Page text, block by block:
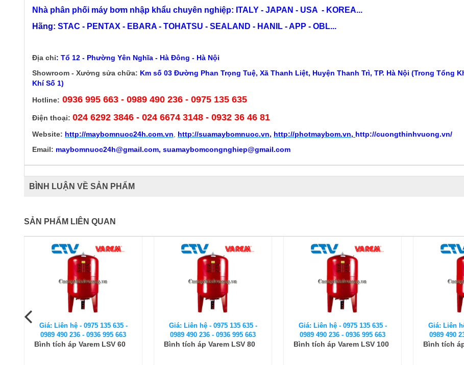
Nhà phân phối máy bơm nhập khẩu chuyên nghiệp: ITALY - JAPAN - USA - KOREA...
Hãng: STAC - PENTAX - EBARA - TOHATSU - SEALAND - HANIL - APP - OBL...
Địa chỉ: Tổ 12 - Phường Yên Nghĩa - Hà Đông - Hà Nội
Showroom - Xưởng sửa chữa: Km số 03 Đường Phan Trọng Tuệ, Xã Thanh Liệt, Huyện Thanh Trì, TP. Hà Nội (Trong Tổng
Khí Số 1)
Hotline: 0936 995 663 - 0989 490 236 - 0975 135 635
Điện thoại: 024 6292 3846 - 024 6674 3148 - 0932 36 46 81
Website: http://maybomnuoc24h.com.vn http://suamaybomnuoc.vn, http://photmaybom.vn, http://cuongthinhvuong.vn/
Email: maybomnuoc24h@gmail.com, suamaybomcongnghiep@gmail.com
BÌNH LUẬN VỀ SẢN PHẨM
SẢN PHẨM LIÊN QUAN
Giá: Liên hệ - 0975 135 635 -
0989 490 236 - 0936 995 663
Bình tích áp Varem LSV 80
Giá: Liên hệ - 0975 135 635 -
0989 490 236 - 0936 995 663
Bình tích áp Varem LSV 100
Giá: Liên hệ - 0975 135 635 -
0989 490 236 - 0936 995 663
Bình tích áp Varem LSV 150
Giá: Liên
0989 490
Bình tích